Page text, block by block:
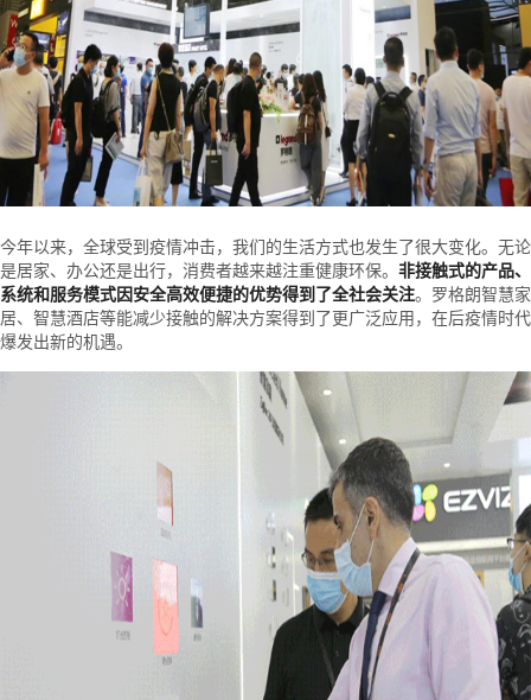
今年以来，全球受到疫情冲击，我们的生活方式也发生了很大变化。无论
是居家、办公还是出行，消费者越来越注重健康环保。 非接触式的产品、
系统和服务模式因安全高效便捷的优势得到了全社会关注。罗格朗智慧家
居、智慧酒店等能减少接触的解决方案得到了更广泛应用，在后疫情时代
爆发出新的机遇。